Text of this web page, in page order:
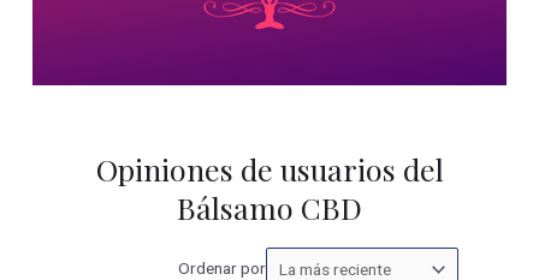
Opiniones de usuarios del
Bálsamo CBD
Ordenar porOrdenar